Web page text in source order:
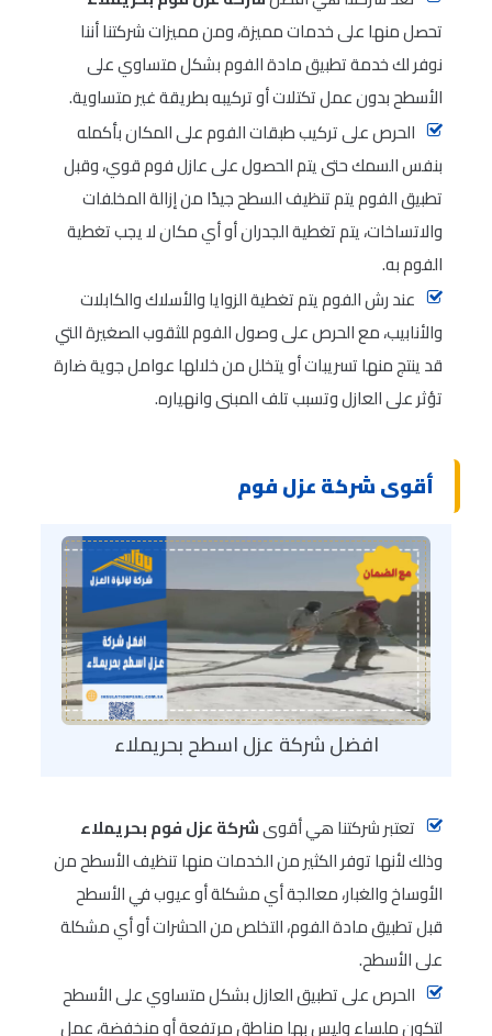
تحصل منها على خدمات مميزة، ومن مميزات شركتنا أننا
نوفر لك خدمة تطبيق مادة الفوم بشكل متساوي على
الأسطح بدون عمل تكتلات أو تركيبه بطريقة غير متساوية.
الحرص على تركيب طبقات الفوم على المكان بأكمله
بنفس السمك حتى يتم الحصول على عازل فوم قوي، وقبل
تطبيق الفوم يتم تنظيف السطح جيدًا من إزالة المخلفات
والاتساخات، يتم تغطية الجدران أو أي مكان لا يجب تغطية
الفوم به.
عند رش الفوم يتم تغطية الزوايا والأسلاك والكابلات
والأنابيب، مع الحرص على وصول الفوم للثقوب الصغيرة التي
قد ينتج منها تسريبات أو يتخلل من خلالها عوامل جوية ضارة
تؤثر على العازل وتسبب تلف المبنى وانهياره.
أقوى شركة عزل فوم
افضل شركة عزل اسطح بحريملاء
تعتبر شركتنا هي أقوىشركة عزل فوم بحريملاء
وذلك لأنها توفر الكثير من الخدمات منها تنظيف الأسطح من
الأوساخ والغبار، معالجة أي مشكلة أو عيوب في الأسطح
قبل تطبيق مادة الفوم، التخلص من الحشرات أو أي مشكلة
على الأسطح.
الحرص على تطبيق العازل بشكل متساوي على الأسطح
لتكون ملساء وليس بها مناطق مرتفعة أو منخفضة، عمل